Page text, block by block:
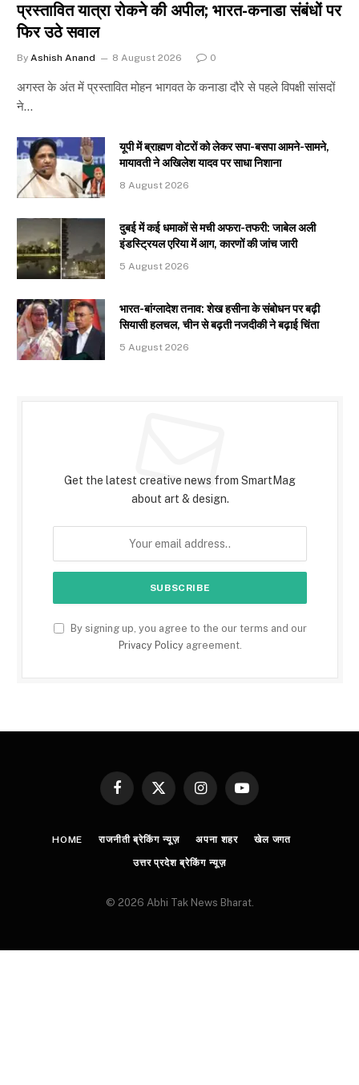
प्रस्तावित यात्रा रोकने की अपील; भारत-कनाडा संबंधों पर
फिर उठे सवाल
By Ashish Anand 8 August 2026 0
अगस्त के अंत में प्रस्तावित मोहन भागवत के कनाडा दौरे से पहले विपक्षी सांसदों
ने…
यूपी में ब्राह्मण वोटरों को लेकर सपा-बसपा आमने-सामने,
मायावती ने अखिलेश यादव पर साधा निशाना
8 August 2026
दुबई में कई धमाकों से मची अफरा-तफरी: जाबेल अली
इंडस्ट्रियल एरिया में आग, कारणों की जांच जारी
5 August 2026
भारत-बांग्लादेश तनाव: शेख हसीना के संबोधन पर बढ़ी
सियासी हलचल, चीन से बढ़ती नजदीकी ने बढ़ाई चिंता
5 August 2026
Get the latest creative news from SmartMag
about art & design.
By signing up, you agree to the our terms and our
Privacy Policyagreement.
Facebook
X
InstagramYouTube
HOME राजनीती ब्रेकिंग न्यूज़ अपना शहर खेल जगत
उत्तर प्रदेश ब्रेकिंग न्यूज़
© 2026 Abhi Tak News Bharat.